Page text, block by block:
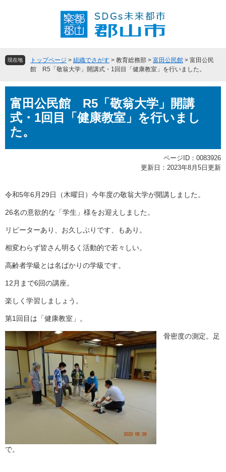
頭
飛現在地 トップページ > 組織でさがす > 教育総務部 > 富田公民館 > 富田公民
館 R5「敬翁大学」開講式・1回目「健康教室」を行いました。
文富田公民館 R5「敬翁大学」開講
式・1回目「健康教室」を行いまし
た。
ページID：0083926
更新日：2023年8月5日更新
令和5年6月29日（木曜日）今年度の敬翁大学が開講しました。
26名の意欲的な「学生」様をお迎えしました。
リピーターあり、お久しぶりです、もあり。
相変わらず皆さん明るく活動的で若々しい。
高齢者学級とは名ばかりの学級です。
12月まで6回の講座。
楽しく学習しましょう。
第1回目は「健康教室」。
骨密度の測定。足
で。